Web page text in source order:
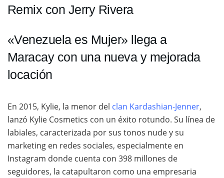
Remix con Jerry Rivera
«Venezuela es Mujer» llega a
Maracay con una nueva y mejorada
locación
En 2015, Kylie, la menor del clan Kardashian-Jenner,
lanzó Kylie Cosmetics con un éxito rotundo. Su línea de
labiales, caracterizada por sus tonos nude y su
marketing en redes sociales, especialmente en
Instagram donde cuenta con 398 millones de
seguidores, la catapultaron como una empresaria